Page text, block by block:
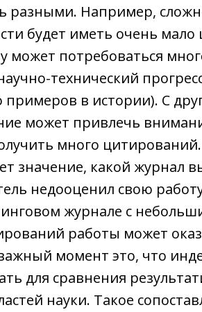
разными. Например,
будет иметь очень
может потребоваться
технический
примеров в истории). С
может привлечь
много цитирований.
значение, какой журнал
недооценил свою
журнале с
работы может
момент это, что
для сравнения
науки. Такое